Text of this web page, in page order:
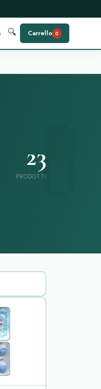
🔍 Carrello 0
23
PRODOTTI